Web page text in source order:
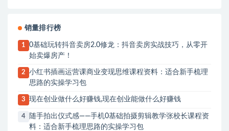
销量排行榜
1
0基础玩转抖音卖房2.0修龙：抖音卖房实战技巧，从零开
始卖爆房产！
2
小红书插画运营课商业变现思维课程资料：适合新手梳理
思路的实操学习包
3 现在创业做什么好赚钱,现在创业能做什么好赚钱
4
随手拍出仪式感——手机0基础拍摄剪辑教学张校长课程资
料：适合新手梳理思路的实操学习包